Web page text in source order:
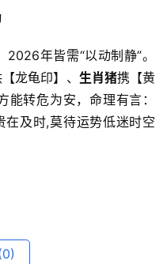
2026年皆需“以动制静”。
龙龟印】、 生肖猪携【黄
转危为安，命理有言：
在及时,莫待运势低迷时空